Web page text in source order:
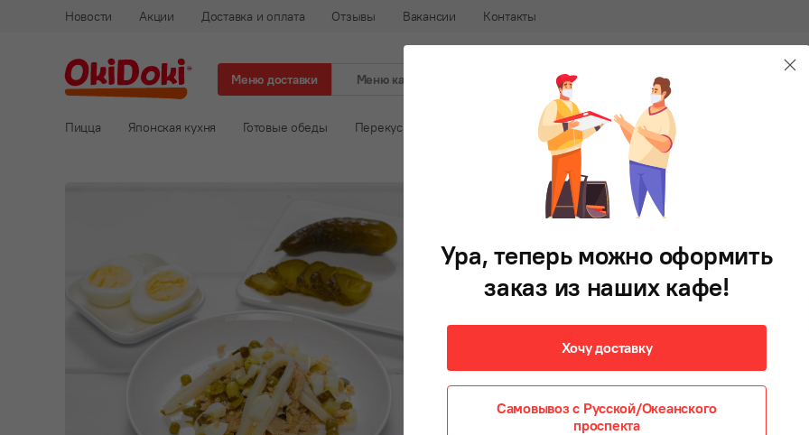
Новости Акции Доставка и оплата Отзывы Вакансии Контакты
Меню доставки Меню кафе 240-88-88
Доставка еды во Владивостоке
В
Пицца Японская кухня Готовые обеды Перекус Первые блюда Гарнир Фри
Фантазия
158 ₽ при самовывозе
Кальмар и кусочки курицы с зелёным горошком
и солёными огурцами под майонезной заправкой
Ура, теперь можно оформить
заказ из наших кафе!
Хочу доставку
Самовывоз с Русской/Океанского
проспекта